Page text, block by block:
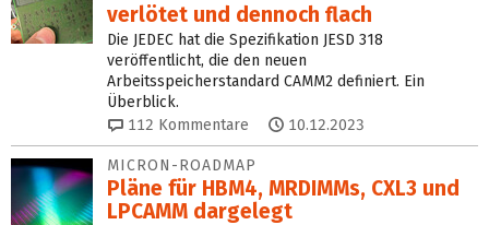
verlötet und dennoch flach
Die JEDEC hat die Spezifikation JESD 318
veröffentlicht, die den neuen
Arbeitsspeicherstandard CAMM2 definiert. Ein
Überblick.
112 Kommentare 10.12.2023
MICRON-ROADMAP
Pläne für HBM4, MRDIMMs, CXL3 und
LPCAMM dargelegt